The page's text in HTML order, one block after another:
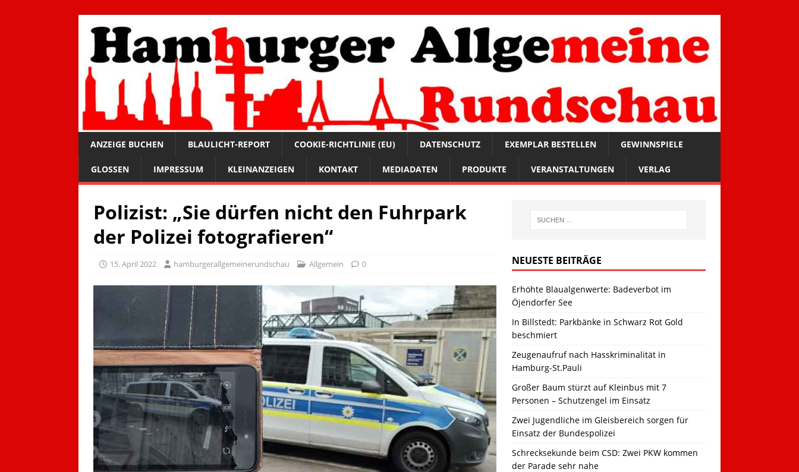
ANZEIGE BUCHEN BLAULICHT-REPORT COOKIE-RICHTLINIE (EU) DATENSCHUTZ EXEMPLAR BESTELLEN GEWINNSPIELE
GLOSSEN IMPRESSUM KLEINANZEIGEN KONTAKT MEDIADATEN PRODUKTE VERANSTALTUNGEN VERLAG
Polizist: „Sie dürfen nicht den Fuhrpark
der Polizei fotografieren“
15. April 2022 hamburgerallgemeinerundschau Allgemein 0 NEUESTE BEITRÄGE
Erhöhte Blaualgenwerte: Badeverbot im
Öjendorfer See
In Billstedt: Parkbänke in Schwarz Rot Gold
beschmiert
Zeugenaufruf nach Hasskriminalität in
Hamburg-St.Pauli
Großer Baum stürzt auf Kleinbus mit 7
Personen – Schutzengel im Einsatz
Zwei Jugendliche im Gleisbereich sorgen für
Einsatz der Bundespolizei
Schrecksekunde beim CSD: Zwei PKW kommen
der Parade sehr nahe